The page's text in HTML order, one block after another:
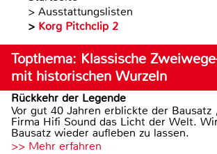
> Ausstattungslisten
> Korg Pitchclip 2
Topthema: Klassische
mit historischen Wurzeln
Rückkehr der Legende
Vor gut 40 Jahren erblickte der
Firma Hifi Sound das Licht der Welt.
Bausatz wieder aufleben zu lassen.
>> Mehr erfahren